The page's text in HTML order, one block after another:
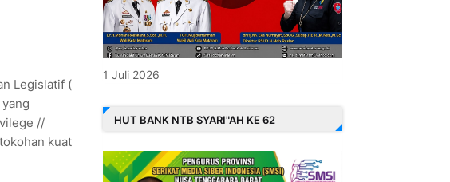
Legislatif (
//
kuat
1 Juli 2026
HUT BANK NTB SYARI"AH KE 62